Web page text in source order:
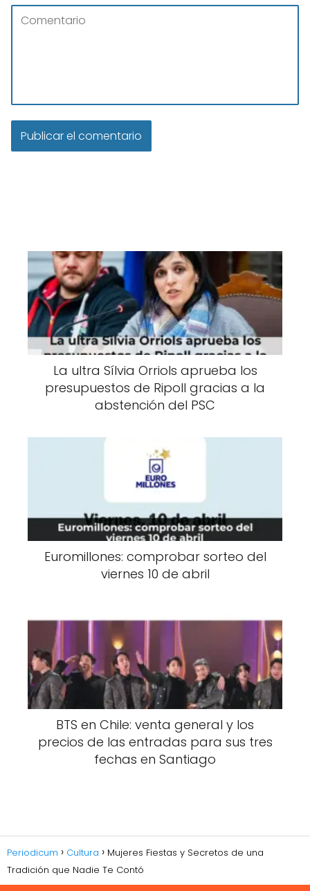
La ultra Sílvia Orriols aprueba los
presupuestos de Ripoll gracias a la
abstención del PSC
Euromillones: comprobar sorteo del
viernes 10 de abril
BTS en Chile: venta general y los
precios de las entradas para sus tres
fechas en Santiago
Periodicum Cultura
Mujeres Fiestas y Secretos de una
Tradición que Nadie Te Contó